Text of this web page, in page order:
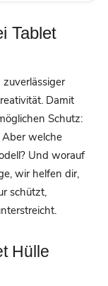
Tablet
Damit
Schutz:
Aber welche
Und worauf
wir helfen dir,
schützt,
Hülle